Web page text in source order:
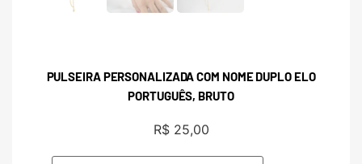
PULSEIRA PERSONALIZADA COM NOME DUPLO ELO
PORTUGUÊS, BRUTO
R$25,00